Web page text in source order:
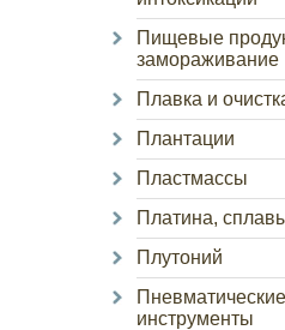
Пищевые
замораживание
Плавка и
Плантации
Пластмассы
Платина,
Плутоний
инструменты